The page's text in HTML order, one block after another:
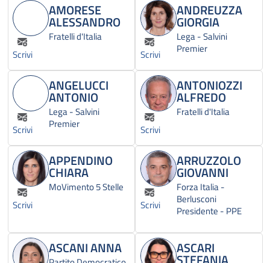
Scrivi
AMORESE
ALESSANDRO
Fratelli d'Italia
Scrivi
ANDREUZZA
GIORGIA
Lega - Salvini
Premier
Scrivi
ANGELUCCI
ANTONIO
Lega - Salvini
Premier
Scrivi
ANTONIOZZI
ALFREDO
Fratelli d'Italia
Scrivi
APPENDINO
CHIARA
MoVimento 5 Stelle
Scrivi
ARRUZZOLO
GIOVANNI
Forza Italia -
Berlusconi
Presidente - PPE
ASCANI ANNA ASCARI